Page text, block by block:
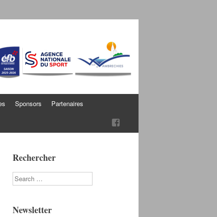
Sponsors Partenaires
Rechercher
Search
Newsletter